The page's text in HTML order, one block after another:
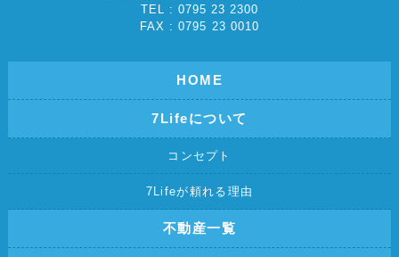
TEL : 0795 23 2300
FAX : 0795 23 0010
HOME
7Lifeについて
コンセプト
7Lifeが頼れる理由
不動産一覧